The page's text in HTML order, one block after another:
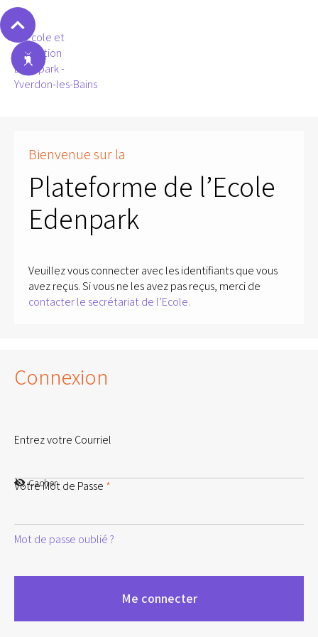
Bienvenue sur la
Plateforme de l’Ecole
Edenpark
Veuillez vous connecter avec les identifiants que vous
avez reçus. Si vous ne les avez pas reçus, merci de
contacter le secrétariat de l’Ecole.
Connexion
Entrez votre Courriel
Votre Mot de Passe *
Cacher
Mot de passe oublié ?